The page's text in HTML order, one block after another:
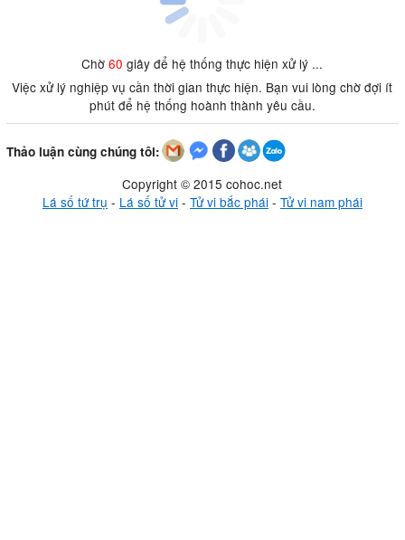
Chờ60 giây để hệ thống thực hiện xử lý ...
Việc xử lý nghiệp vụ cần thời gian thực hiện. Bạn vui lòng chờ đợi ít
phút để hệ thống hoành thành yêu cầu.
Thảo luận cùng chúng tôi:
Copyright © 2015 cohoc.net
Lá số tứ trụ - Lá số tử vi- Tử vi bắc phái- Tử vi nam phái